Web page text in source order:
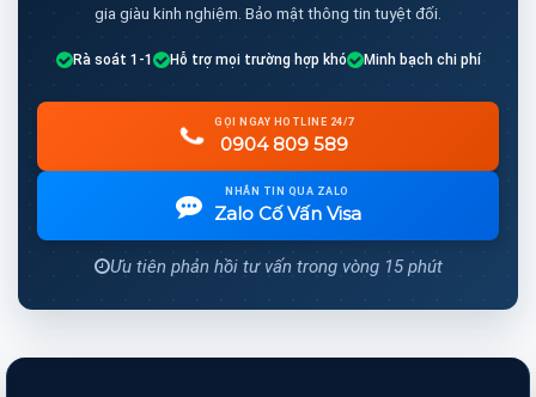
gia giàu kinh nghiệm. Bảo mật thông tin tuyệt đối.
Rà soát 1-1 Hỗ trợ mọi trường hợp khó Minh bạch chi phí
GỌI NGAY HOTLINE 24/7
0904 809 589
NHẮN TIN QUA ZALO
Zalo Cố Vấn Visa
Ưu tiên phản hồi tư vấn trong vòng 15 phút